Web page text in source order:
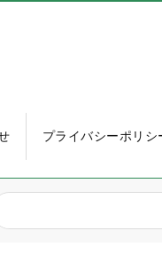
プライバシーポリシ